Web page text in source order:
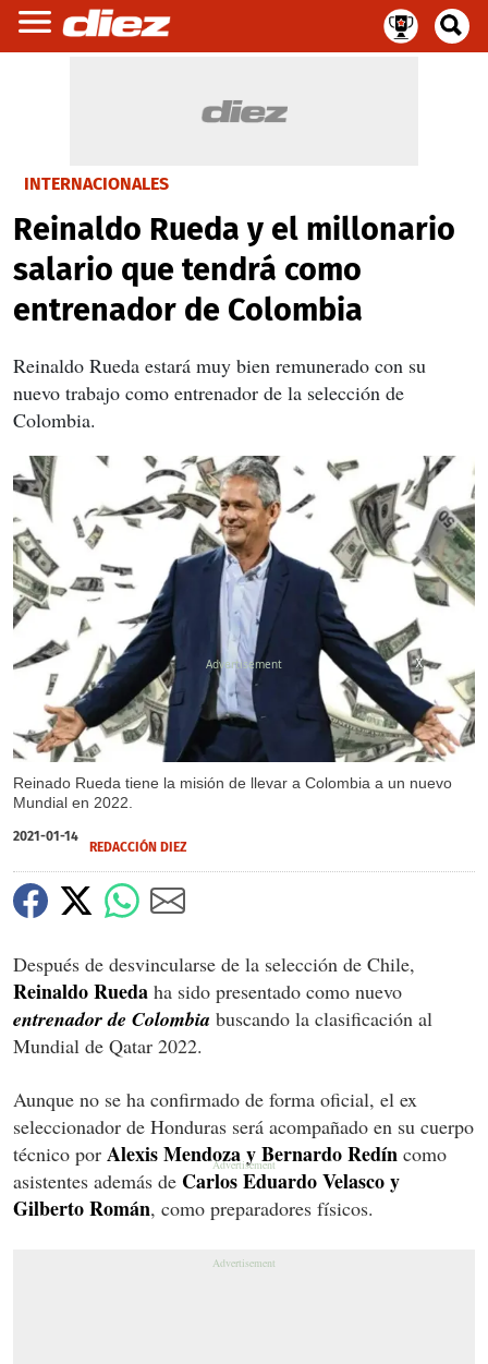
INTERNACIONALES
Reinaldo Rueda y el millonario
salario que tendrá como
entrenador de Colombia
Reinaldo Rueda estará muy bien remunerado con su
nuevo trabajo como entrenador de la selección de
Colombia.
Reinado Rueda tiene la misión de llevar a Colombia a un nuevo
Mundial en 2022.
X
X
2021-01-14
REDACCIÓN DIEZ
Después de desvincularse de la selección de Chile,
Reinaldo Rueda ha sido presentado como nuevo
entrenador de Colombia buscando la clasificación al
Mundial de Qatar 2022.
Aunque no se ha confirmado de forma oficial, el ex
seleccionador de Honduras será acompañado en su cuerpo
técnico por Alexis Mendoza y Bernardo Redín como
asistentes además de Carlos Eduardo Velasco y
Gilberto Román, como preparadores físicos.